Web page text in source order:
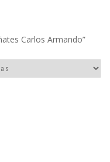
Carlos Armando”